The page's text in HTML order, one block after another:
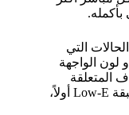
التي
لون الواجهة
المتعلقة
بالطاقة، أفضّل الحصول على بيانات كفاءة طبقة Low-E أولاً،